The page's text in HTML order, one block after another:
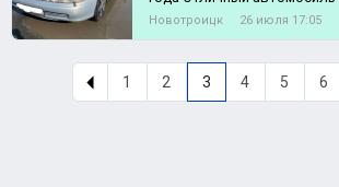
(95л.с. (по ПТС)) по акту 145
Новотроицк 26 июля 17:05
1 2 3 4 5 6